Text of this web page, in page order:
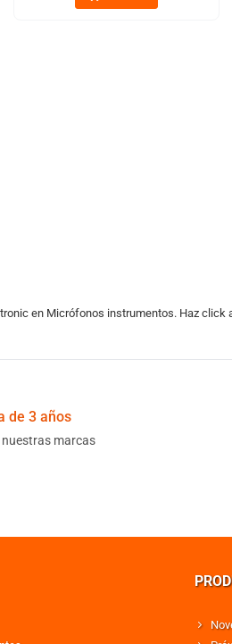
en Micrófonos instrumentos. Haz click
de 3 años
nuestras marcas